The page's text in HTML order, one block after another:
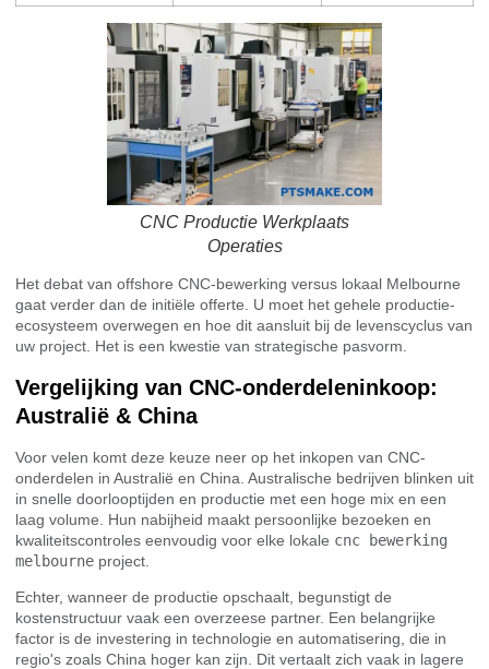
CNC Productie Werkplaats
Operaties
Het debat van offshore CNC-bewerking versus lokaal Melbourne
gaat verder dan de initiële offerte. U moet het gehele productie-
ecosysteem overwegen en hoe dit aansluit bij de levenscyclus van
uw project. Het is een kwestie van strategische pasvorm.
Vergelijking van CNC-onderdeleninkoop:
Australië & China
Voor velen komt deze keuze neer op het inkopen van CNC-
onderdelen in Australië en China. Australische bedrijven blinken uit
in snelle doorlooptijden en productie met een hoge mix en een
laag volume. Hun nabijheid maakt persoonlijke bezoeken en
kwaliteitscontroles eenvoudig voor elke lokale cnc bewerking
melbourne project.
Echter, wanneer de productie opschaalt, begunstigt de
kostenstructuur vaak een overzeese partner. Een belangrijke
factor is de investering in technologie en automatisering, die in
regio's zoals China hoger kan zijn. Dit vertaalt zich vaak in lagere